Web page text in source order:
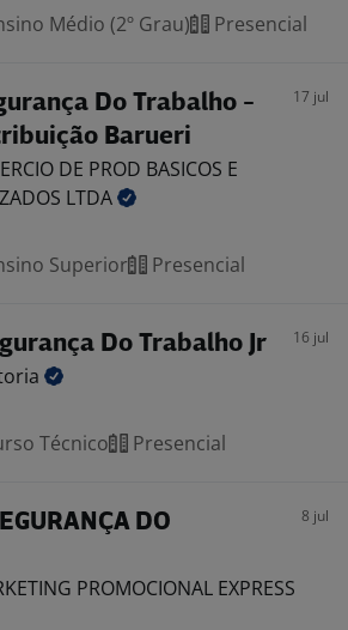
Médio (2º Grau) Presencial
Do Trabalho -
Barueri
17 jul
DE PROD BASICOS E
LTDA
Superior Presencial
Do Trabalho Jr 16 jul
Técnico Presencial
DO
8 jul
PROMOCIONAL EXPRESS